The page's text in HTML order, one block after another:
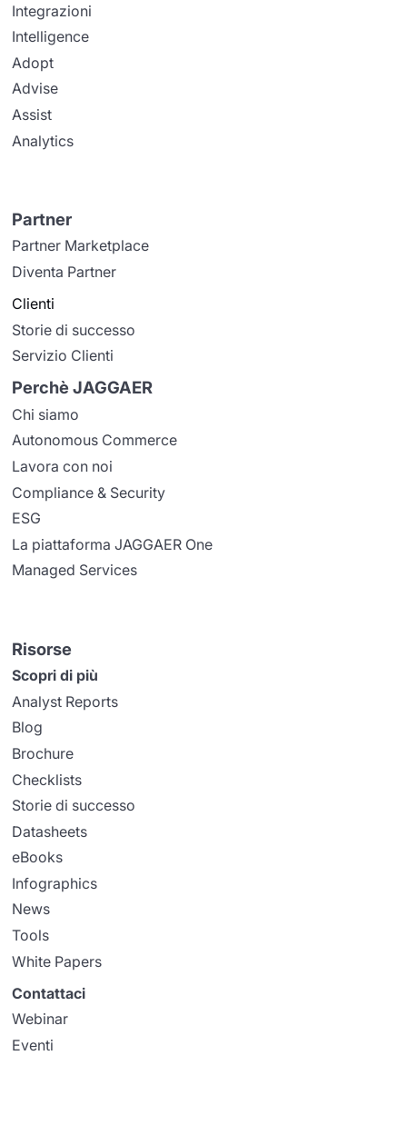
Integrazioni
Intelligence
Adopt
Advise
Assist
Analytics
Partner
Partner Marketplace
Diventa Partner
Clienti
Storie di successo
Servizio Clienti
Perchè JAGGAER
Chi siamo
Autonomous Commerce
Lavora con noi
Compliance & Security
ESG
La piattaforma JAGGAER One
Managed Services
Risorse
Scopri di più
Analyst Reports
Blog
Brochure
Checklists
Storie di successo
Datasheets
eBooks
Infographics
News
Tools
White Papers
Contattaci
Webinar
Eventi